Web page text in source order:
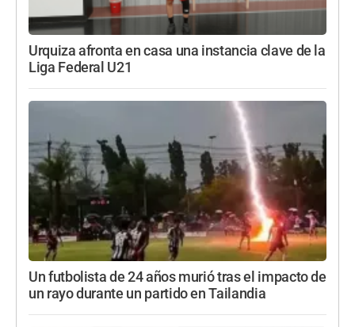
Urquiza afronta en casa una instancia clave de la
Liga Federal U21
Un futbolista de 24 años murió tras el impacto de
un rayo durante un partido en Tailandia